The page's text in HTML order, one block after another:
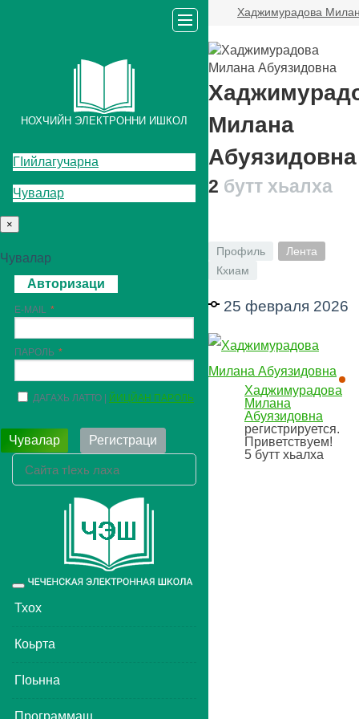
Хаджимурадова
НОХЧИЙН ЭЛЕКТРОННИ ИШКОЛ
ГIийлагучарна
Чувалар
×
Чувалар
Авторизаци
E-MAIL
ПАРОЛЬ
ДАГАХЬ ЛАТТО ЙИЦЙАН ПАРОЛЬ
Чувалар Регистраци
Toggle
navigation
Тхох
Коьрта
ГIоьнна
Программаш
Милана
Абуязидовна
2 бутт хьалха
Профиль
Лента
Кхиам
25 февраля 2026
Хаджимурадова
Милана
Абуязидовна
регистрируется.
Приветствуем!
5 бутт хьалха